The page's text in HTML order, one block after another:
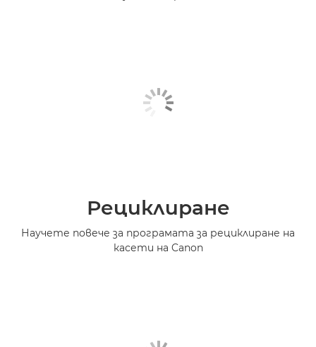
Рециклиране
Научете повече за програмата за рециклиране на
касети на Canon